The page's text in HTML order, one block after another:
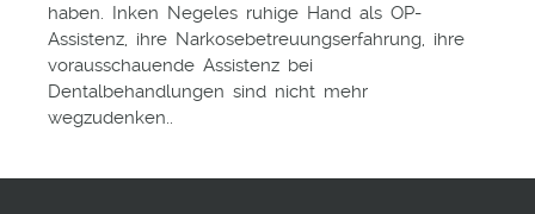
haben. Inken Negeles ruhige Hand als OP-
Assistenz, ihre Narkosebetreuungserfahrung, ihre
vorausschauende Assistenz bei
Dentalbehandlungen sind nicht mehr
wegzudenken..